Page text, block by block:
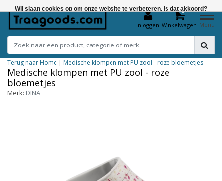
Inloggen
0
Winkelwagen Menu
Terug naar Home | Medische klompen met PU zool - roze bloemetjes
Medische klompen met PU zool - roze
bloemetjes
Merk: DINA
Wij slaan cookies op om onze website te verbeteren. Is dat akkoord?
Nee
Meer over cookies »